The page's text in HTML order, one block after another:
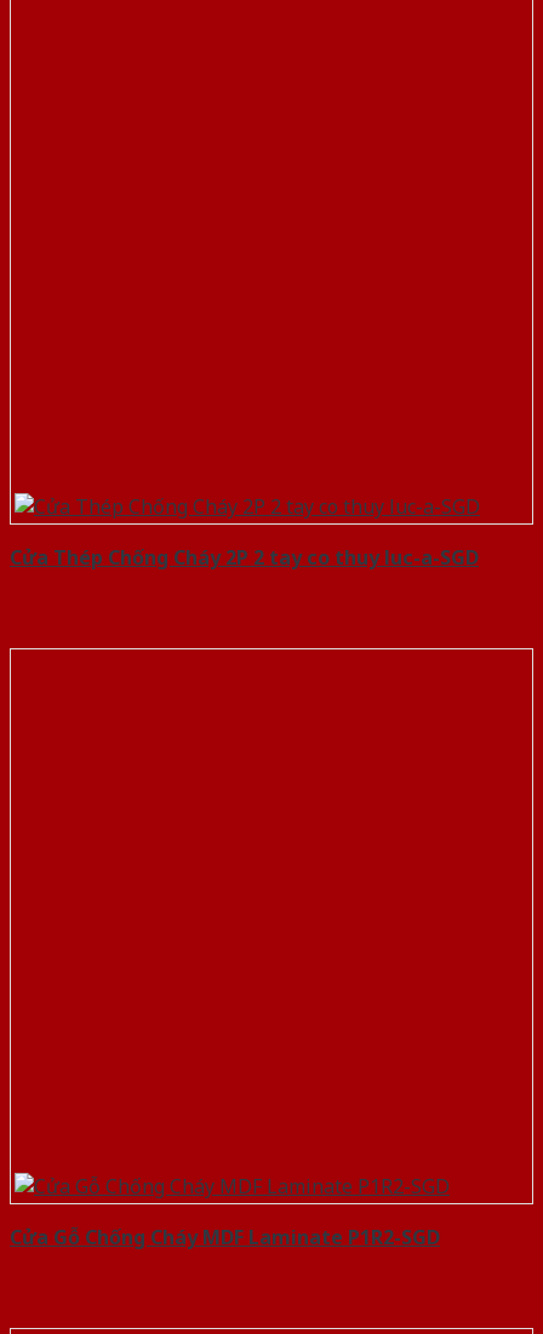
Cửa Thép Chống Cháy 2P 2 tay co thuy luc-a-SGD
Cửa Gỗ Chống Cháy MDF Laminate P1R2-SGD